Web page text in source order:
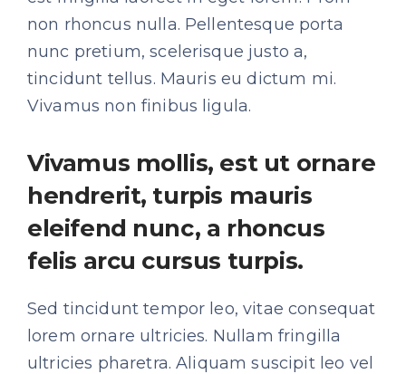
non rhoncus nulla. Pellentesque porta
nunc pretium, scelerisque justo a,
tincidunt tellus. Mauris eu dictum mi.
Vivamus non finibus ligula.
Vivamus mollis, est ut ornare
hendrerit, turpis mauris
eleifend nunc, a rhoncus
felis arcu cursus turpis.
Sed tincidunt tempor leo, vitae consequat
lorem ornare ultricies. Nullam fringilla
ultricies pharetra. Aliquam suscipit leo vel